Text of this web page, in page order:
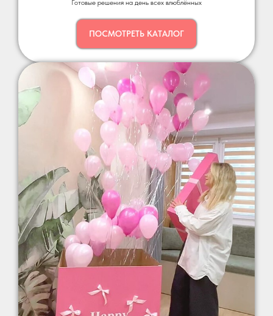
Готовые решения на день всех влюблённых
ПОСМОТРЕТЬ КАТАЛОГ